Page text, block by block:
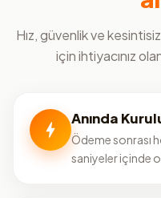
Hız, güvenlik ve
için ihtiyacınız
Anında
Ödeme sonrası
saniyeler içinde